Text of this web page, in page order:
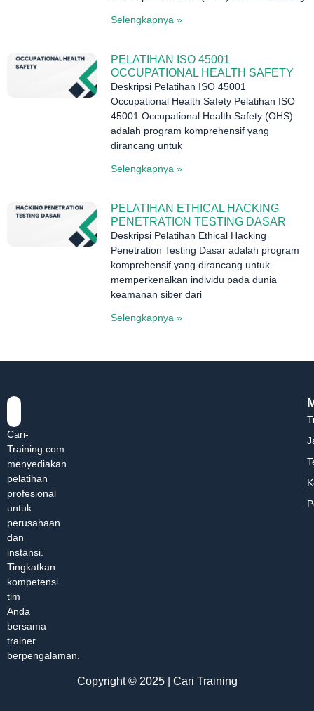
Selengkapnya »
PELATIHAN ISO 45001
OCCUPATIONAL HEALTH SAFETY
Deskripsi Pelatihan ISO 45001
Occupational Health Safety Pelatihan ISO
45001 Occupational Health Safety (OHS)
adalah program komprehensif yang
dirancang untuk
Selengkapnya »
PELATIHAN ETHICAL HACKING
PENETRATION TESTING DASAR
Deskripsi Pelatihan Ethical Hacking
Penetration Testing Dasar adalah program
komprehensif yang dirancang untuk
memperkenalkan individu pada dunia
keamanan siber dari
Selengkapnya »
Cari-
Training.com
menyediakan
pelatihan
profesional
untuk
perusahaan
dan
instansi.
Tingkatkan
kompetensi
tim
Anda
bersama
trainer
berpengalaman.
Copyright © 2025 | Cari Training